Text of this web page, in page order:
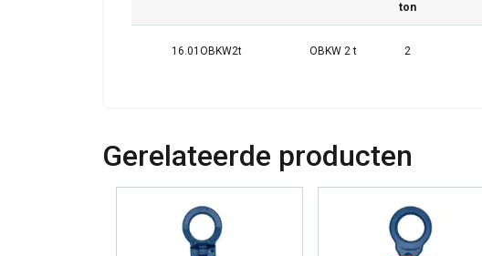
ton
16.01OBKW2t OBKW 2 t 2
Gerelateerde producten